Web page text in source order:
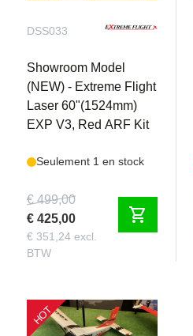
DSS033
Showroom Model
(NEW) - Extreme Flight
Laser 60"(1524mm)
EXP V3, Red ARF Kit
Seulement 1 en stock
€ 499,00
€ 425,00
€ 351,24 excl.
BTW
shopping_cart
HOT